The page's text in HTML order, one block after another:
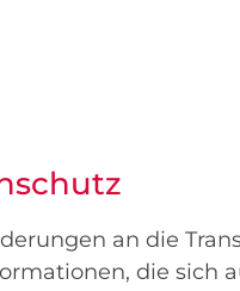
an die
die sich